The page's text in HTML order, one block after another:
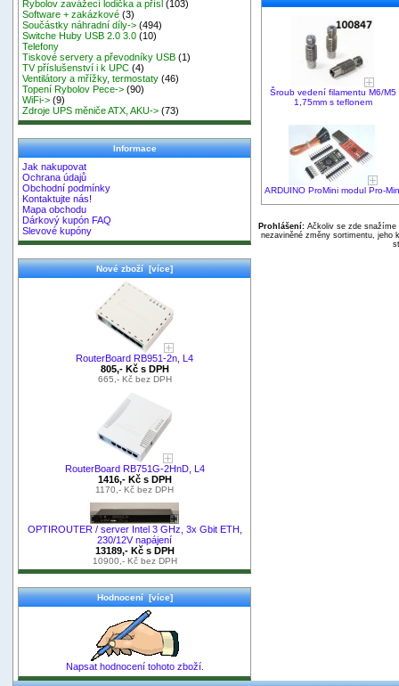
Rybolov zavážecí lodička a přísl (103)
Software + zakázkové (3)
Součástky náhradní díly-> (494)
Switche Huby USB 2.0 3.0 (10)
Telefony
Tiskové servery a převodníky USB (1)
TV příslušenství i k UPC (4)
Ventilátory a mřížky, termostaty (46)
Topení Rybolov Pece-> (90)
WiFi-> (9)
Zdroje UPS měniče ATX, AKU-> (73)
Informace
Jak nakupovat
Ochrana údajů
Obchodní podmínky
Kontaktujte nás!
Mapa obchodu
Dárkový kupón FAQ
Slevové kupóny
Nové zboží [více]
RouterBoard RB951-2n, L4
805,- Kč s DPH
665,- Kč bez DPH
RouterBoard RB751G-2HnD, L4
1416,- Kč s DPH
1170,- Kč bez DPH
OPTIROUTER / server Intel 3 GHz, 3x Gbit ETH,
230/12V napájení
13189,- Kč s DPH
10900,- Kč bez DPH
Hodnocení [více]
Napsat hodnocení tohoto zboží.
Šroub vedení filamentu M6/M5
1,75mm s teflonem
ARDUINO ProMini modul Pro-
Prohlášení:Ačkoliv se zde snažíme
nezaviněné změny sortimentu, jeho